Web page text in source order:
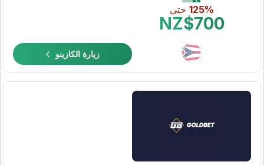
125%حتى
NZ$700
زيارة الكازينو